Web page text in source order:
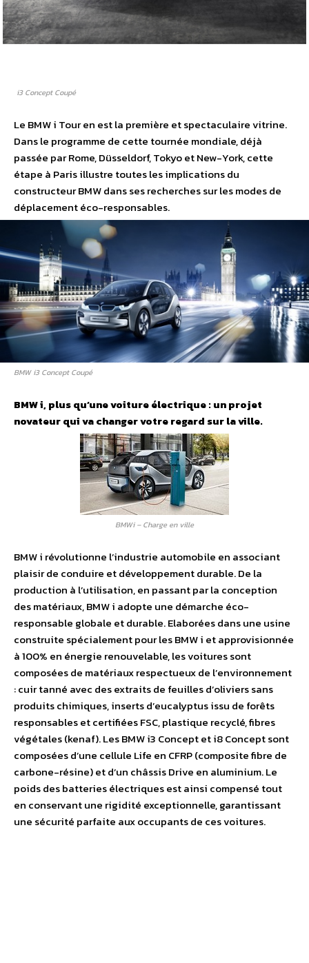
i3 Concept Coupé
Le BMW i Tour en est la première et spectaculaire vitrine.
Dans le programme de cette tournée mondiale, déjà
passée par Rome, Düsseldorf, Tokyo et New-York, cette
étape à Paris illustre toutes les implications du
constructeur BMW dans ses recherches sur les modes de
déplacement éco-responsables.
BMW i3 Concept Coupé
BMW i, plus qu’une voiture électrique : un projet
novateur qui va changer votre regard sur la ville.
BMWi – Charge en ville
BMW i révolutionne l’industrie automobile en associant
plaisir de conduire et développement durable. De la
production à l’utilisation, en passant par la conception
des matériaux, BMW i adopte une démarche éco-
responsable globale et durable. Elaborées dans une usine
construite spécialement pour les BMW i et approvisionnée
à 100% en énergie renouvelable, les voitures sont
composées de matériaux respectueux de l’environnement
: cuir tanné avec des extraits de feuilles d’oliviers sans
produits chimiques, inserts d’eucalyptus issu de forêts
responsables et certifiées FSC, plastique recyclé, fibres
végétales (kenaf). Les BMW i3 Concept et i8 Concept sont
composées d’une cellule Life en CFRP (composite fibre de
carbone-résine) et d’un châssis Drive en aluminium. Le
poids des batteries électriques est ainsi compensé tout
en conservant une rigidité exceptionnelle, garantissant
une sécurité parfaite aux occupants de ces voitures.